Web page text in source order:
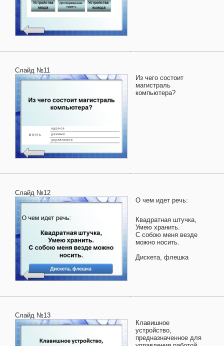
Слайд №11
Из чего состоит
магистраль
компьютера?
Слайд №12
О чем идет речь:
Квадратная штучка,
Умею хранить.
С собою меня везде
можно носить.
Дискета, флешка
Слайд №13
Клавишное
устройство,
предназначенное для